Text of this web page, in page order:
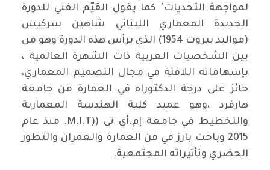
لمواجهة التحديات" كما يقول القيّم الفني للدورة
الجديدة المعماري اللبناني شاهين سركيس
(مواليد بيروت 1954) الذي يرأس هذه الدورة وهو من
بين الشخصيات العربية ذات الشهرة العالمية ،
بإسهاماته اللافتة في مجال التصميم المعماري،
حائز على درجة الدكتوراه في العمارة من جامعة
هارفرد ،وهو عميد كلية الهندسة المعمارية
والتخطيط في جامعة إم.أي تي ((M.I.T. منذ عام
2015 وباحث بارز في فن العمارة والعمران والتطور
الحضري وتأثيراته المجتمعية.